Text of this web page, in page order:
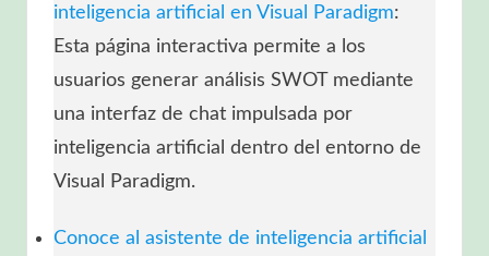
inteligencia artificial en Visual Paradigm:
Esta página interactiva permite a los
usuarios generar análisis SWOT mediante
una interfaz de chat impulsada por
inteligencia artificial dentro del entorno de
Visual Paradigm.
Conoce al asistente de inteligencia artificial